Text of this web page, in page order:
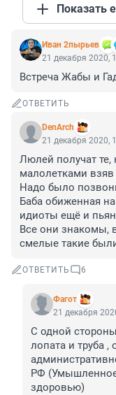
Показать
Иван 2пырьев
21 декабря 2020,
Встреча Жабы и
ОТВЕТИТЬ
DenArch
21 декабря 2020,
Люлей получат те,
малолетками
Надо было
Баба обиженная
идиоты ещё и
Все они знакомы,
смелые такие
ОТВЕТИТЬ 6
Фагот
21 декабря
С одной
лопата и труба
РФ (Умышленное
здоровью)